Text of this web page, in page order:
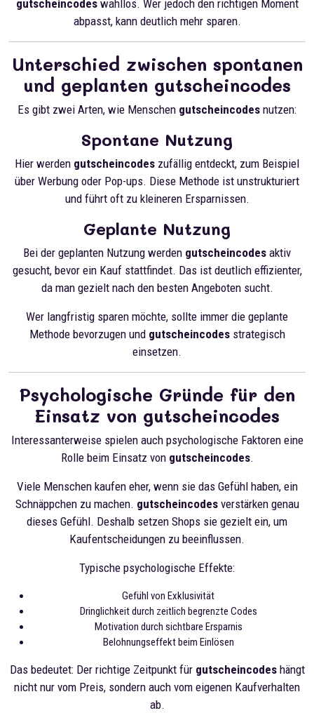
gutscheincodeswahllos. Wer jedoch den richtigen Moment
abpasst, kann deutlich mehr sparen.
Unterschied zwischen spontanen
und geplanten gutscheincodes
Es gibt zwei Arten, wie Menschen gutscheincodes nutzen:
Spontane Nutzung
Hier werden gutscheincodes zufällig entdeckt, zum Beispiel
über Werbung oder Pop-ups. Diese Methode ist unstrukturiert
und führt oft zu kleineren Ersparnissen.
Geplante Nutzung
Bei der geplanten Nutzung werden gutscheincodes aktiv
gesucht, bevor ein Kauf stattfindet. Das ist deutlich effizienter,
da man gezielt nach den besten Angeboten sucht.
Wer langfristig sparen möchte, sollte immer die geplante
Methode bevorzugen und gutscheincodesstrategisch
einsetzen.
Psychologische Gründe für den
Einsatz von gutscheincodes
Interessanterweise spielen auch psychologische Faktoren eine
Rolle beim Einsatz von gutscheincodes.
Viele Menschen kaufen eher, wenn sie das Gefühl haben, ein
Schnäppchen zu machen. gutscheincodesverstärken genau
dieses Gefühl. Deshalb setzen Shops sie gezielt ein, um
Kaufentscheidungen zu beeinflussen.
Typische psychologische Effekte:
Gefühl von Exklusivität
Dringlichkeit durch zeitlich begrenzte Codes
Motivation durch sichtbare Ersparnis
Belohnungseffekt beim Einlösen
Das bedeutet: Der richtige Zeitpunkt für gutscheincodeshängt
nicht nur vom Preis, sondern auch vom eigenen Kaufverhalten
ab.